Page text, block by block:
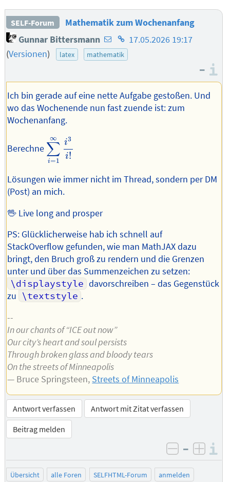
SELF-Forum
Mathematik zum Wochenanfang
Gunnar Bittersmann E-
Mail-
des
Autors
Homepage
des
17.05.2026 19:17
(Versionen) latex mathematik
–
Ich bin gerade auf eine nette Aufgabe gestoßen. Und
wo das Wochenende nun fast zuende ist: zum
Wochenanfang.
Berechne
∞
∑
i=1
i3
i!
∑i= ∞
Lösungen wie immer nicht im Thread, sondern per DM
(Post) an mich.
🖖 Live long and prosper
PS: Glücklicherweise hab ich schnell auf
StackOverflow gefunden, wie man MathJAX dazu
bringt, den Bruch groß zu rendern und die Grenzen
unter und über das Summenzeichen zu setzen:
\displaystyle davorschreiben – das Gegenstück
zu \textstyle .
--
In our chants of “ICE out now”
Our city’s heart and soul persists
Through broken glass and bloody tears
On the streets of Minneapolis
— Bruce Springsteen, Streets of Minneapolis
Antwort verfassen
Antwort mit Zitat verfassen
Beitrag melden
negativ
–
Übersicht alle Foren SELFHTML-Forum
anmelden